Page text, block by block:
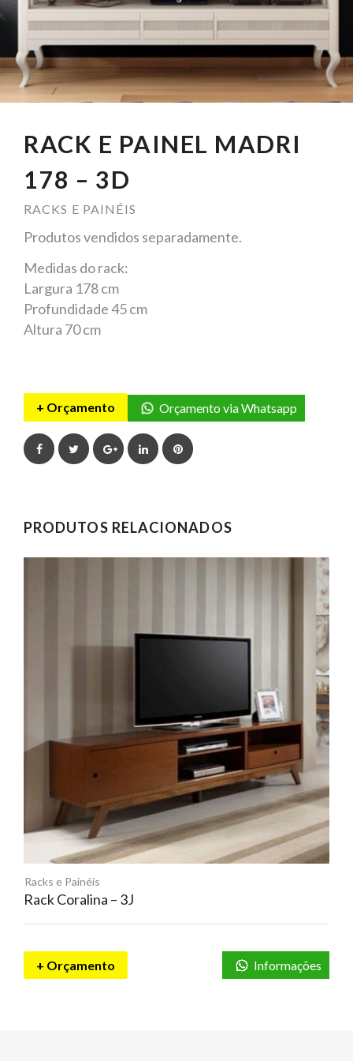
RACK E PAINEL MADRI
178 – 3D
RACKS E PAINÉIS
Produtos vendidos separadamente.
Medidas do rack:
Largura 178 cm
Profundidade 45 cm
Altura 70 cm
+ Orçamento Orçamento via Whatsapp
FacebookTwitterGoogle+LinkedInPinterest
PRODUTOS RELACIONADOS
Racks e Painéis
Rack Coralina – 3J
+ Orçamento Informações